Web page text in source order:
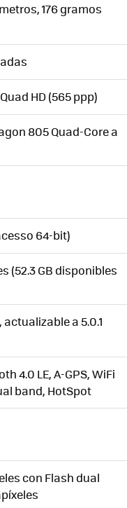
176 gramos
HD (565 ppp)
805 Quad-Core a
64-bit)
(52.3 GB disponibles
a 5.0.1
4.0 LE, A-GPS, WiFi
band, HotSpot
con Flash dual